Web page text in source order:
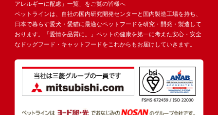
アレルギーに配慮」一覧」をご覧の皆様へ
ペットラインは、自社の国内研究開発センターと国内製造工場を持ち、
日本で暮らす愛犬・愛猫に最適なペットフードを研究・開発・製造して
おります。「愛情を品質に。」ペットの健康を第一に考えた安心・安全
なドッグフード・キャットフードをこれからもお届けしていきます。